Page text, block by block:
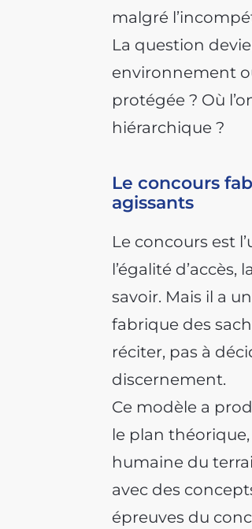
malgré
La question
environnement
protégée ? Où
hiérarchique ?
Le concours
agissants
Le concours est
l’égalité
savoir. Mais il a
fabrique des
réciter, pas à
discernement.
Ce modèle a
le plan
humaine du
avec des
épreuves du